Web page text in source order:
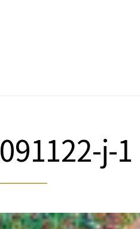
091122-j-1